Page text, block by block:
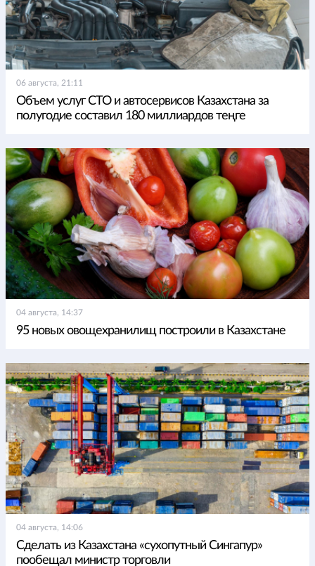
06 августа, 21:11
Объем услуг СТО и автосервисов Казахстана за
полугодие составил 180 миллиардов теңге
04 августа, 14:37
95 новых овощехранилищ построили в Казахстане
04 августа, 14:06
Сделать из Казахстана «сухопутный Сингапур»
пообещал министр торговли